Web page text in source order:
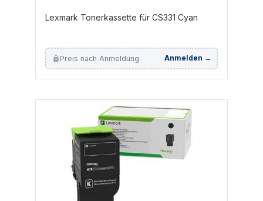
Lexmark Tonerkassette für CS331 Cyan
Preis nach Anmeldung Anmelden →